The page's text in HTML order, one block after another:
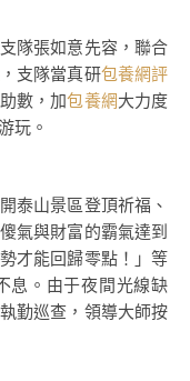
支隊張如意先容，聯合
，支隊當真研包養網評
數，加包養網大力度
玩。
泰山景區登頂祈福、
氣與財富的霸氣達到
才能回歸零點！」等
息。由于夜間光線缺
勤巡查，領導大師按